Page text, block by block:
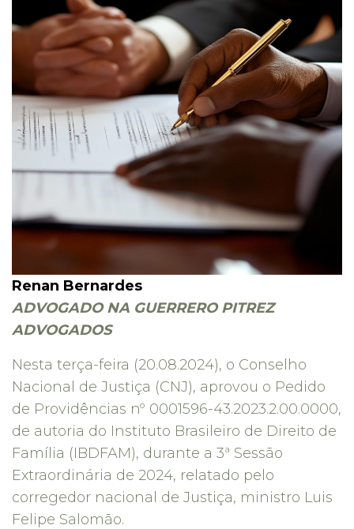
Renan Bernardes
ADVOGADO NA GUERRERO PITREZ
ADVOGADOS
Nesta terça-feira (20.08.2024), o Conselho
Nacional de Justiça (CNJ), aprovou o Pedido
de Providências nº 0001596-43.2023.2.00.0000,
de autoria do Instituto Brasileiro de Direito de
Família (IBDFAM), durante a 3ª Sessão
Extraordinária de 2024, relatado pelo
corregedor nacional de Justiça, ministro Luis
Felipe Salomão.